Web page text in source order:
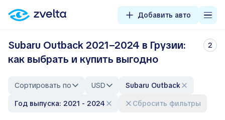
Добавить авто
Subaru Outback 2021–2024 в Грузии:
как выбрать и купить выгодно
2
Сортировать по USD
Subaru Outback
Год выпуска: 2021 - 2024
Сбросить фильтры